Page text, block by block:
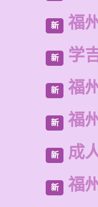
新 福
新 学
新 福
新 福
新 成
新 福